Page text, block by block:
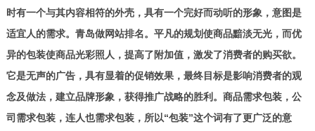
时有一个与其内容相符的外壳，具有一个完好而动听的形象，意图是
适宜人的需求。青岛做网站排名。平凡的规划使商品黯淡无光，而优
异的包装使商品光彩照人，提高了附加值，激发了消费者的购买欲。
它是无声的广告，具有显着的促销效果，最终目标是影响消费者的观
念及做法，建立品牌形象，获得推广战略的胜利。商品需求包装，公
司需求包装，连人也需求包装，所以“包装”这个词有了更广泛的意